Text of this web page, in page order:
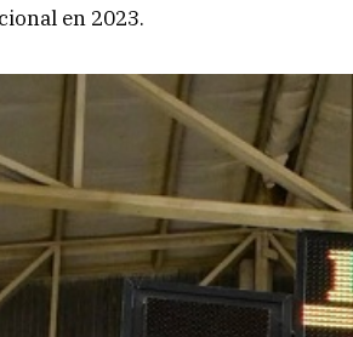
en 2023.